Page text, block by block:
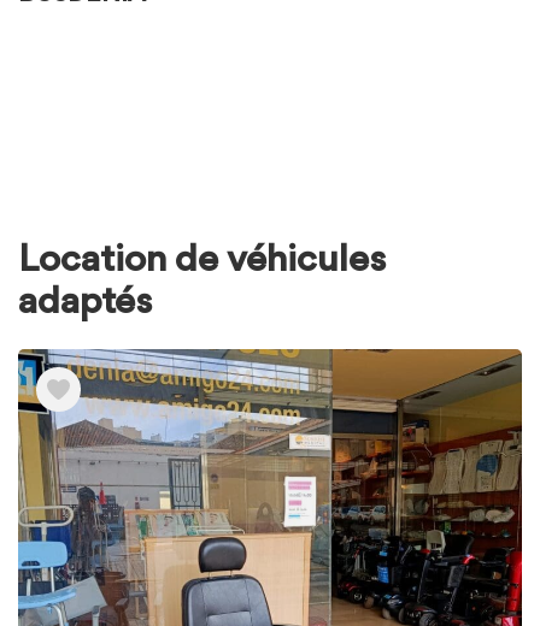
Location de véhicules
adaptés
Voir
les
éléments
de
Location
de
véhicules
adaptés